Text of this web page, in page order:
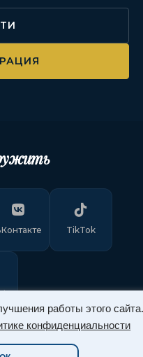
работы этого сайта.
конфиденциальности
TikTok